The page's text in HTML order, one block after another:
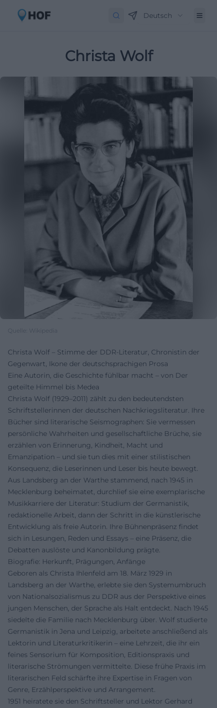
Deutsch
Christa Wolf
Quelle: Wikipedia
Christa Wolf – Stimme der DDR-Literatur, Chronistin der
Gegenwart, Ikone der deutschsprachigen Prosa
Eine Autorin, die Geschichte fühlbar macht – von Der
geteilte Himmel bis Medea
Christa Wolf (1929–2011) zählt zu den bedeutendsten
Schriftstellerinnen der deutschen Nachkriegsliteratur. Ihre
Bücher sind literarische Seismographen: Sie vermessen
persönliche Wahrheiten und gesellschaftliche Brüche, sie
erzählen von Erinnerung, Kindheit, Macht und
Emanzipation – und sie tun dies mit einer stilistischen
Konsequenz, die Leserinnen und Leser bis heute bewegt.
Aus Landsberg an der Warthe stammend, nach 1945 in
Mecklenburg beheimatet, durchlief sie eine exemplarische
Musikkarriere der Literatur: Studium der Germanistik,
redaktionelle Arbeit, dann der Schritt in die künstlerische
Entwicklung als freie Autorin. Ihre Bühnenpräsenz findet
sich in Lesungen, Reden und Essays – eine Präsenz, die
Debatten auslöste und Kanonbildung prägte.
Biografie: Herkunft, Prägungen, Anfänge
Geboren als Christa Ihlenfeld am 18. März 1929 in
Landsberg an der Warthe, erlebte sie den Systemumbruch
von Nationalsozialismus zu DDR aus der Perspektive eines
jungen Menschen, der Sprache als Halt entdeckt. Nach 1945
siedelte die Familie nach Mecklenburg über. Wolf studierte
Germanistik in Jena und Leipzig, arbeitete anschließend als
Lektorin und Literaturkritikerin – eine Lehrzeit, die ihr ein
feines Sensorium für Komposition, Editionspraxis und
literarische Strömungen vermittelte. Diese frühe Praxis im
literarischen Feld schärfte ihre Expertise in Fragen von
Genre, Erzählperspektive und Arrangement.
1951 heiratete sie den Schriftsteller und Lektor Gerhard